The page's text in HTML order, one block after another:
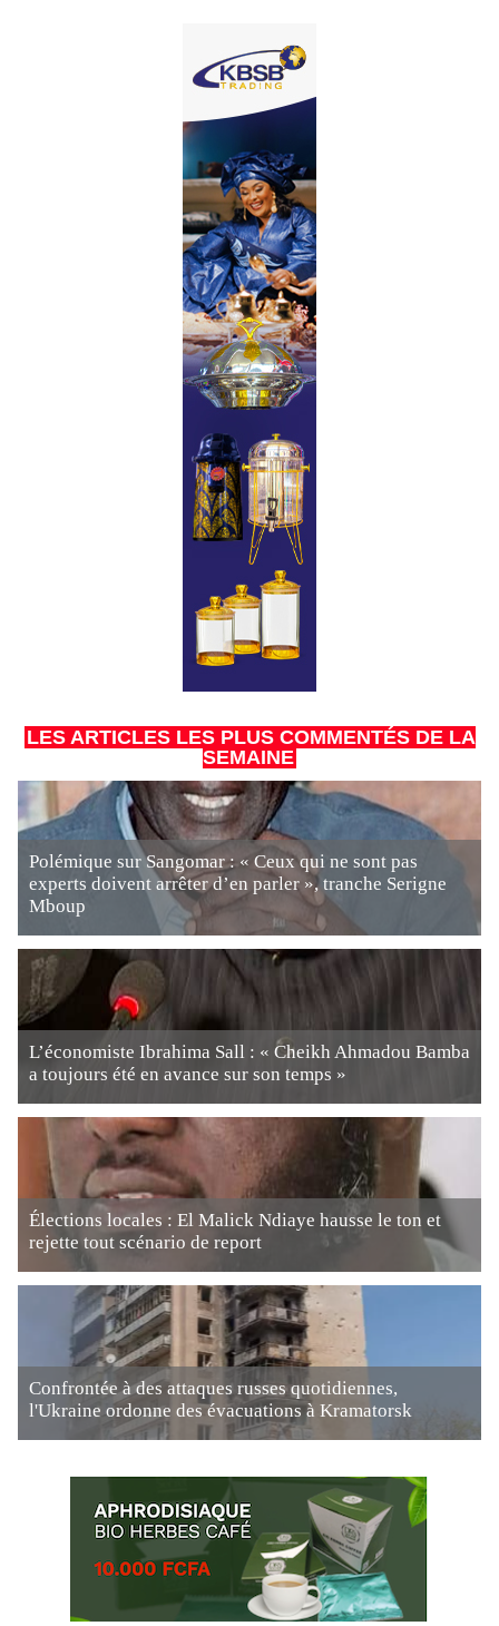
LES ARTICLES LES PLUS COMMENTÉS DE LA
SEMAINE
Polémique sur Sangomar : « Ceux qui ne sont pas
experts doivent arrêter d’en parler », tranche Serigne
Mboup
L’économiste Ibrahima Sall : « Cheikh Ahmadou Bamba
a toujours été en avance sur son temps »
Élections locales : El Malick Ndiaye hausse le ton et
rejette tout scénario de report
Confrontée à des attaques russes quotidiennes,
l'Ukraine ordonne des évacuations à Kramatorsk